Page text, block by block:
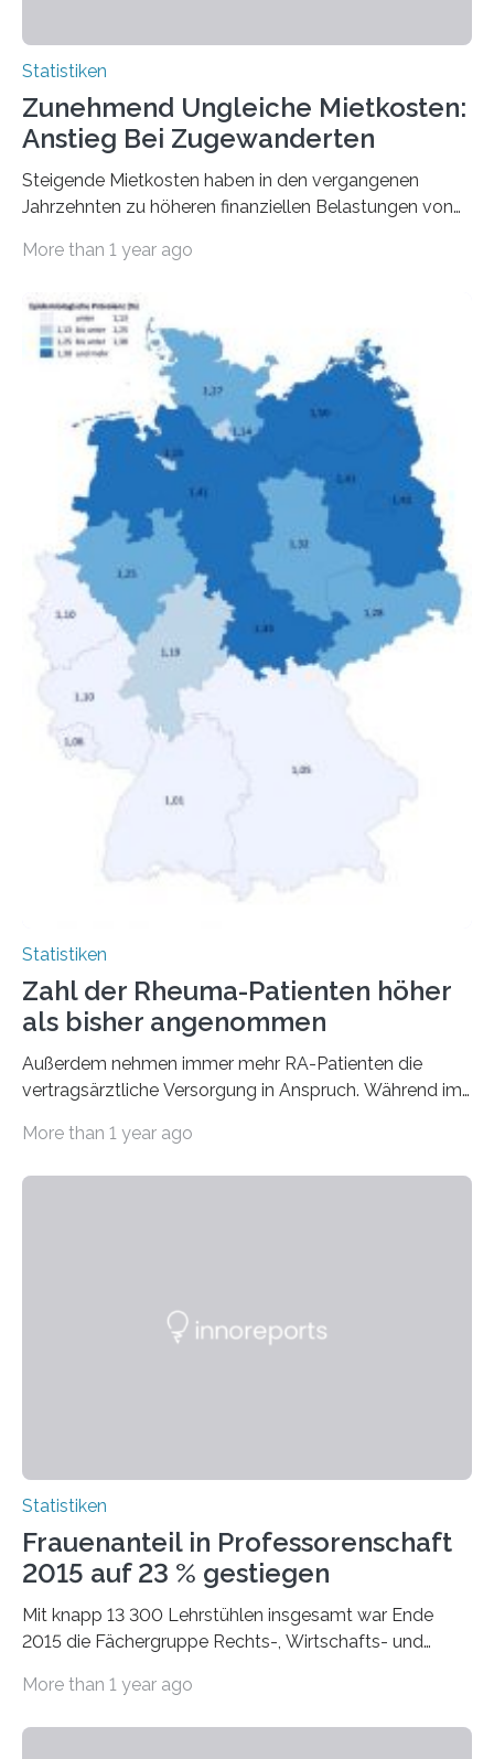
Statistiken
Zunehmend Ungleiche Mietkosten:
Anstieg Bei Zugewanderten
Steigende Mietkosten haben in den vergangenen
Jahrzehnten zu höheren finanziellen Belastungen von
Bundesinstitut für Bevölkerungsforschung (BiB)
gesamten Einkommen zwischen 1990 und 2020 für
unterschiedliche Einkommensgruppen sowie für in
Deutschland geborene Menschen und Zugewanderte
verändert hat. Das Ergebnis: Während Personen mit
hohen Einkommen (oberstes Quintil der Verteilung der
Nettoäquivalenzeinkommen) nur einen moderaten
Anstieg des Mietanteils am Gesamteinkommen
hinnehmen mussten, nahm die Belastung bei
Menschen mit…
More than 1 year ago
Statistiken
Zahl der Rheuma-Patienten höher
als bisher angenommen
Außerdem nehmen immer mehr RA-Patienten die
vertragsärztliche Versorgung in Anspruch. Während im
More than 1 year ago
Statistiken
Frauenanteil in Professorenschaft
2015 auf 23 % gestiegen
Mit knapp 13 300 Lehrstühlen insgesamt war Ende
2015 die Fächergruppe Rechts-, Wirtschafts- und
bei…
More than 1 year ago